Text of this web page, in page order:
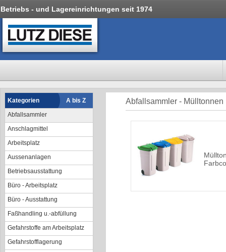
Betriebs - und Lagereinrichtungen seit 1974
Kategorien
A bis Z
Abfallsammler
Anschlagmittel
Arbeitsplatz
Aussenanlagen
Betriebsausstattung
Büro - Arbeitsplatz
Büro - Ausstattung
Faßhandling u.-abfüllung
Gefahrstoffe am Arbeitsplatz
Gefahrstofflagerung
Abfallsammler - Mülltonnen